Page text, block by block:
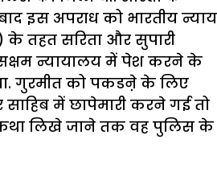
इस अपराध को भारतीय न्याय
के तहत सरिता और सुपारी
न्यायालय में पेश करने के
गुरमीत को पकडऩे के लिए
साहिब में छापेमारी करने गई तो
कथा लिखे जाने तक वह पुलिस के